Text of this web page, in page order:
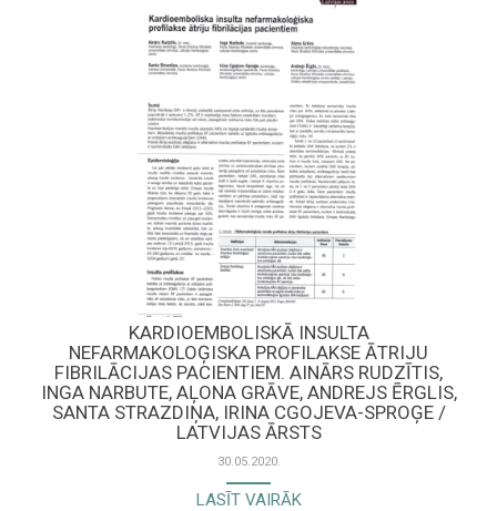
KARDIOEMBOLISKĀ INSULTA
NEFARMAKOLOĢISKA PROFILAKSE ĀTRIJU
FIBRILĀCIJAS PACIENTIEM. AINĀRS RUDZĪTIS,
INGA NARBUTE, AĻONA GRĀVE, ANDREJS ĒRGLIS,
SANTA STRAZDIŅA, IRINA CGOJEVA-SPROĢE /
LATVIJAS ĀRSTS
30.05.2020.
LASĪT VAIRĀK